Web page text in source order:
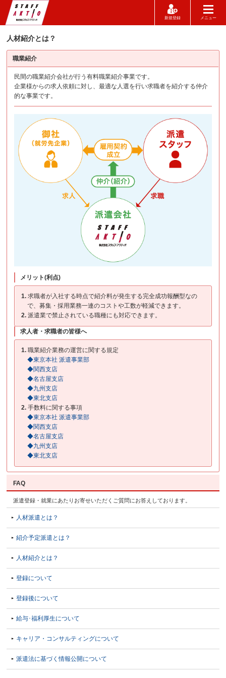
新規登録 メニュー
人材紹介とは？
職業紹介
民間の職業紹介会社が行う有料職業紹介事業です。
企業様からの求人依頼に対し、最適な人選を行い求職者を紹介する仲介
的な事業です。
メリット(利点)
1. 求職者が入社する時点で紹介料が発生する完全成功報酬型なの
で、募集・採用業務一連のコストや工数が軽減できます。
2. 派遣業で禁止されている職種にも対応できます。
求人者・求職者の皆様へ
1. 職業紹介業務の運営に関する規定
◆東京本社 派遣事業部
◆関西支店
◆名古屋支店
◆九州支店
◆東北支店
2. 手数料に関する事項
◆東京本社 派遣事業部
◆関西支店
◆名古屋支店
◆九州支店
◆東北支店
FAQ
派遣登録・就業にあたりお寄せいただくご質問にお答えしております。
人材派遣とは？
紹介予定派遣とは？
人材紹介とは？
登録について
登録後について
給与･福利厚生について
キャリア・コンサルティングについて
派遣法に基づく情報公開について